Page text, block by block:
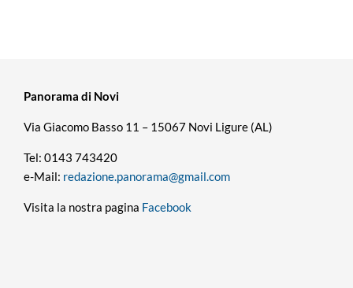
Panorama di Novi
Via Giacomo Basso 11 – 15067 Novi Ligure (AL)
Tel: 0143 743420
e-Mail: redazione.panorama@gmail.com
Visita la nostra pagina Facebook